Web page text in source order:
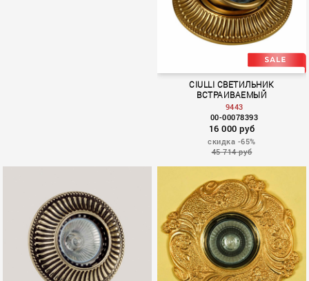
CIULLI СВЕТИЛЬНИК
ВСТРАИВАЕМЫЙ
9443
00-00078393
16 000 руб
скидка -65%
45 714 руб